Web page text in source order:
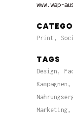
www.wap-
Print,
TAGS
Design,